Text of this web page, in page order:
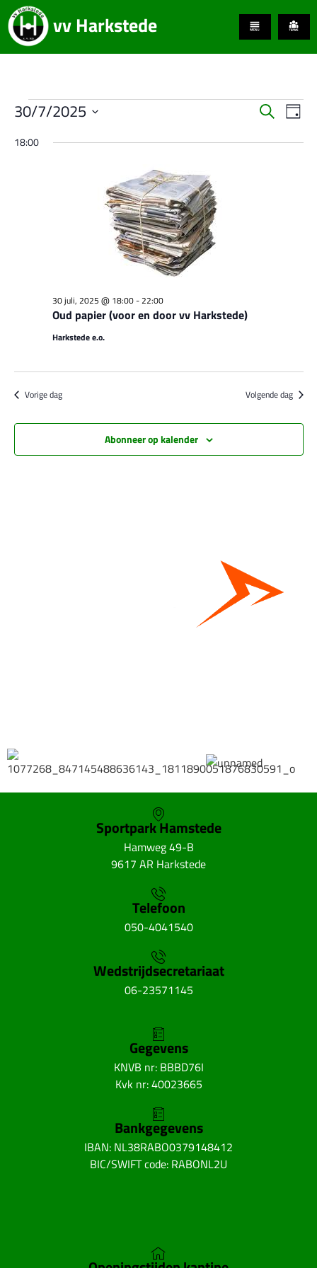
vv Harkstede
ZoekenDag
30/7/2025
een
datum.
18:00
Oud papier (voor en door vv Harkstede)
30 juli, 2025 @ 18:00-22:00
Harkstede e.o.
Vorige dag Volgende dag
Abonneer op kalender
Sportpark Hamstede
Hamweg 49-B
9617 AR Harkstede
Telefoon
050-4041540
Wedstrijdsecretariaat
06-23571145
Gegevens
KNVB nr: BBBD76I
Kvk nr: 40023665
Bankgegevens
IBAN: NL38RABO0379148412
BIC/SWIFT code: RABONL2U